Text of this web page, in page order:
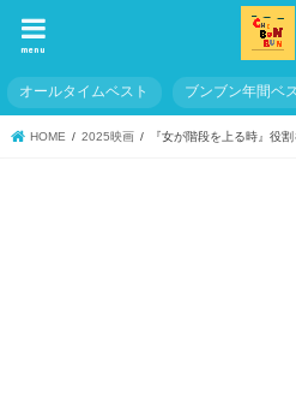
menu
オールタイムベスト ブンブン年間ベ
HOME 2025映画 『女が階段を上る時』役